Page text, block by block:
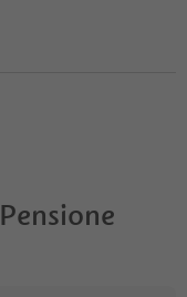
Pensione